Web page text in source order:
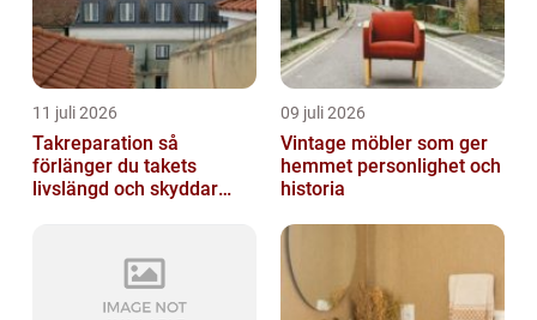
11 juli 2026
Takreparation så
förlänger du takets
livslängd och skyddar
09 juli 2026
Vintage möbler som ger
hemmet personlighet och
historia